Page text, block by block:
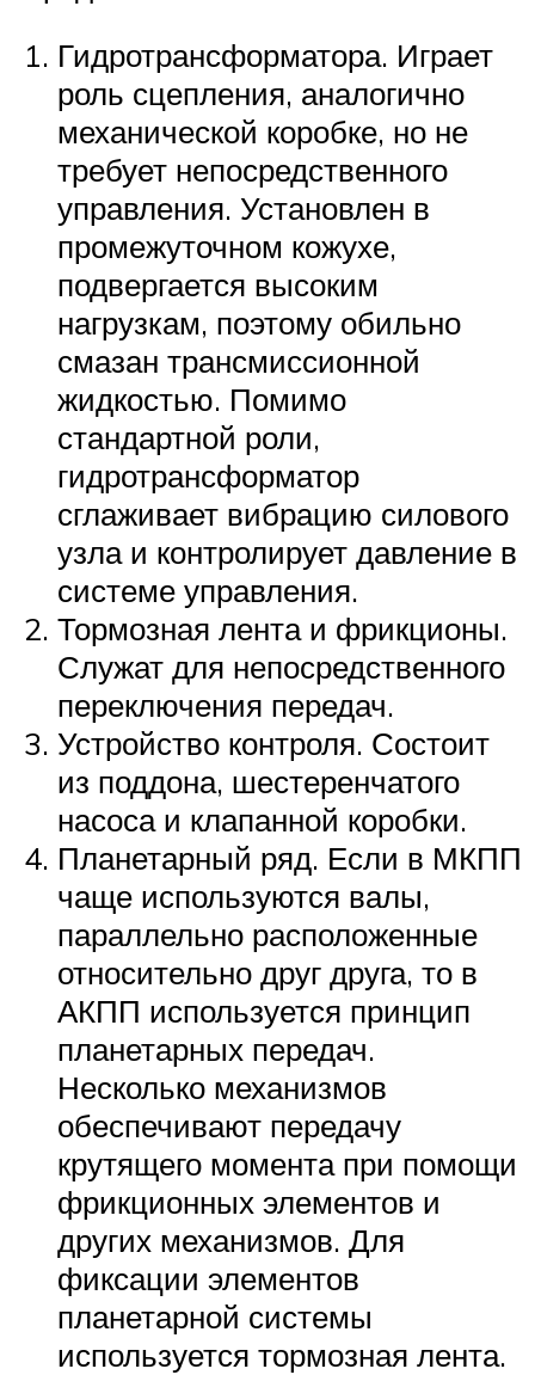
Гидротрансформатора. Играет
роль сцепления, аналогично
механической коробке, но не
требует непосредственного
управления. Установлен в
промежуточном кожухе,
подвергается высоким
нагрузкам, поэтому обильно
смазан трансмиссионной
жидкостью. Помимо
стандартной роли,
гидротрансформатор
сглаживает вибрацию силового
узла и контролирует давление в
системе управления.
Тормозная лента и фрикционы.
Служат для непосредственного
переключения передач.
Устройство контроля. Состоит
из поддона, шестеренчатого
насоса и клапанной коробки.
Планетарный ряд. Если в МКПП
чаще используются валы,
параллельно расположенные
относительно друг друга, то в
АКПП используется принцип
планетарных передач.
Несколько механизмов
обеспечивают передачу
крутящего момента при помощи
фрикционных элементов и
других механизмов. Для
фиксации элементов
планетарной системы
используется тормозная лента.